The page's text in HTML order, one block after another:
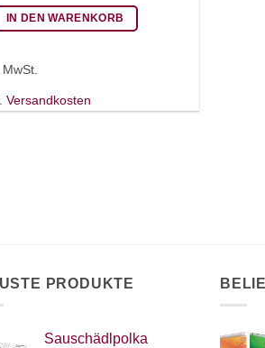
IN DEN WARENKORB
Versandkosten
PRODUKTE
Sauschädlpolka